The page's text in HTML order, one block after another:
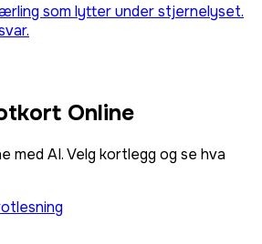
som lytter under stjernelyset.
Online
med AI. Velg kortlegg og se hva